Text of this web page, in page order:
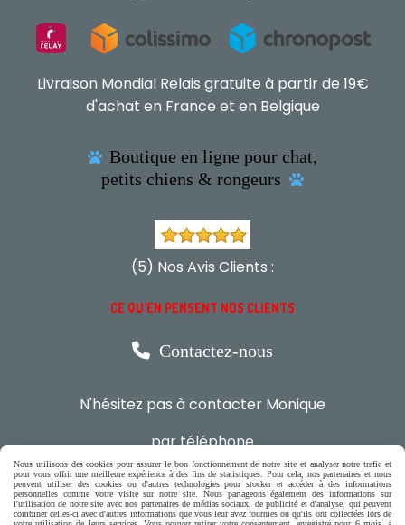
Livraison Mondial Relais gratuite à partir de 19€
d'achat en France et en Belgique
 Boutique en ligne pour chat,
petits chiens & rongeurs

(5) Nos Avis Clients :
CE QU'EN PENSENT NOS CLIENTS
 Contactez-nous
N'hésitez pas à contacter Monique
par téléphone
0618321265
ou par message
Nous utilisons des cookies pour assurer le bon fonctionnement de notre site et analyser notre trafic et
pour vous offrir une meilleure expérience à des fins de statistiques. Pour cela, nos partenaires et nous
peuvent utiliser des cookies ou d'autres technologies pour stocker et accéder à des informations
personnelles comme votre visite sur notre site. Nous partageons également des informations sur
l'utilisation de notre site avec nos partenaires de médias sociaux, de publicité et d'analyse, qui peuvent
combiner celles-ci avec d'autres informations que vous leur avez fournies ou qu'ils ont collectées lors de